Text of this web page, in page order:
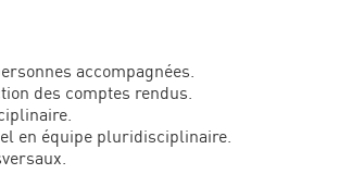
accompagnées.
des comptes rendus.
en équipe pluridisciplinaire.